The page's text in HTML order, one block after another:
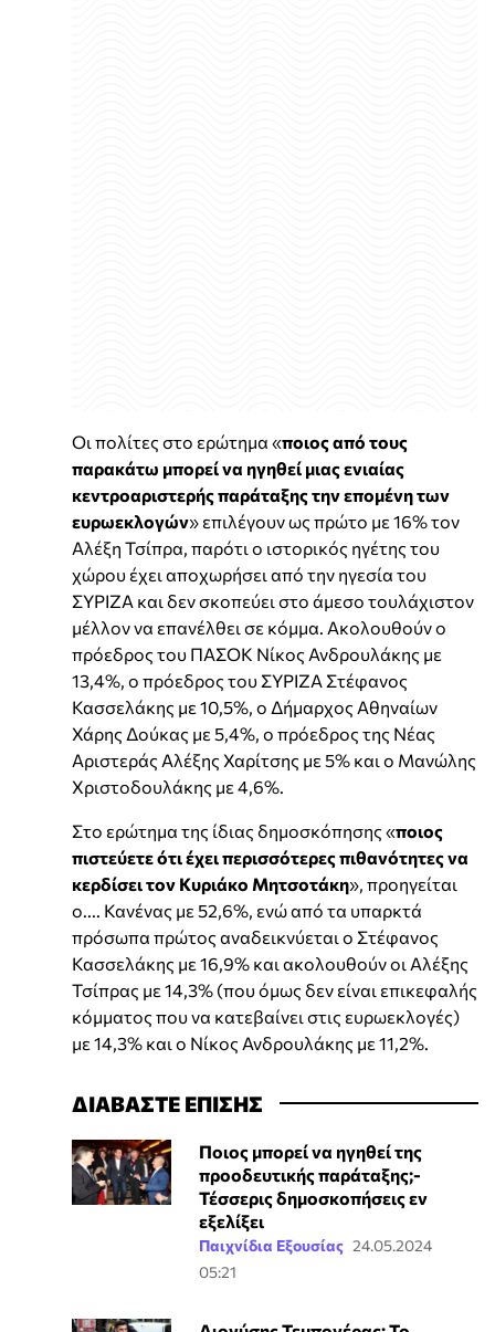
Οι πολίτες στο ερώτημα «ποιος από τους
παρακάτω μπορεί να ηγηθεί μιας ενιαίας
κεντροαριστερής παράταξης την επομένη των
ευρωεκλογών» επιλέγουν ως πρώτο με 16% τον
Αλέξη Τσίπρα, παρότι ο ιστορικός ηγέτης του
χώρου έχει αποχωρήσει από την ηγεσία του
ΣΥΡΙΖΑ και δεν σκοπεύει στο άμεσο τουλάχιστον
μέλλον να επανέλθει σε κόμμα. Ακολουθούν ο
πρόεδρος του ΠΑΣΟΚ Νίκος Ανδρουλάκης με
13,4%, ο πρόεδρος του ΣΥΡΙΖΑ Στέφανος
Κασσελάκης με 10,5%, ο Δήμαρχος Αθηναίων
Χάρης Δούκας με 5,4%, ο πρόεδρος της Νέας
Αριστεράς Αλέξης Χαρίτσης με 5% και ο Μανώλης
Χριστοδουλάκης με 4,6%.
Στο ερώτημα της ίδιας δημοσκόπησης «ποιος
πιστεύετε ότι έχει περισσότερες πιθανότητες να
κερδίσει τον Κυριάκο Μητσοτάκη», προηγείται
ο.... Κανένας με 52,6%, ενώ από τα υπαρκτά
πρόσωπα πρώτος αναδεικνύεται ο Στέφανος
Κασσελάκης με 16,9% και ακολουθούν οι Αλέξης
Τσίπρας με 14,3% (που όμως δεν είναι επικεφαλής
κόμματος που να κατεβαίνει στις ευρωεκλογές)
με 14,3% και ο Νίκος Ανδρουλάκης με 11,2%.
ΔΙΑΒΑΣΤΕ ΕΠΙΣΗΣ
Ποιος μπορεί να ηγηθεί της
προοδευτικής παράταξης;-
Τέσσερις δημοσκοπήσεις εν
εξελίξει
Παιχνίδια Εξουσίας 24.05.2024
05:21